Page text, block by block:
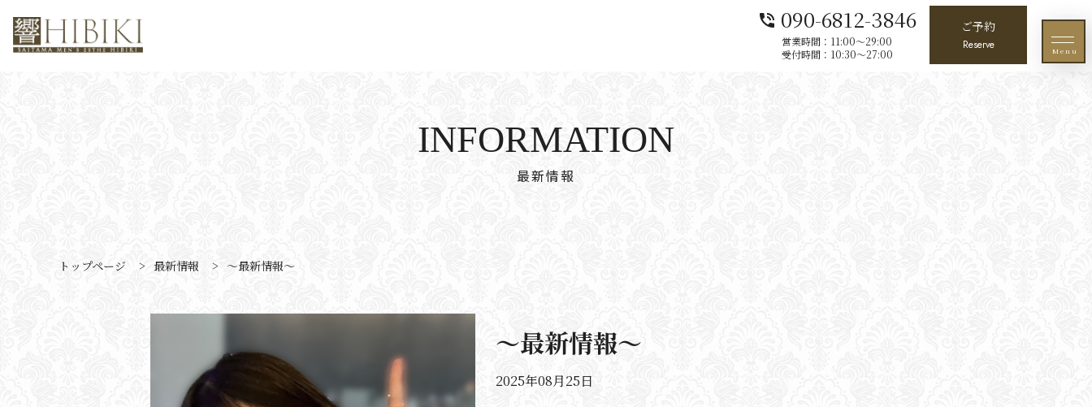
phone_in_talk 090-6812-3846
営業時間：11:00〜29:00
受付時間：10:30〜27:00
ご予約
Reserve Menu
最新情報
INFORMATION
トップページ > 最新情報 > 〜最新情報〜
〜最新情報〜
2025年08月25日